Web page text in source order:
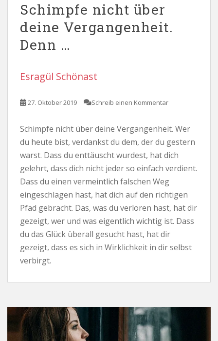
Schimpfe nicht über
deine Vergangenheit.
Denn …
Esragül Schönast
27. Oktober 2019 Schreib einen Kommentar
Schimpfe nicht über deine Vergangenheit. Wer
du heute bist, verdankst du dem, der du gestern
warst. Dass du enttäuscht wurdest, hat dich
gelehrt, dass dich nicht jeder so einfach verdient.
Dass du einen vermeintlich falschen Weg
eingeschlagen hast, hat dich auf den richtigen
Pfad gebracht. Das, was du verloren hast, hat dir
gezeigt, wer und was eigentlich wichtig ist. Dass
du das Glück überall gesucht hast, hat dir
gezeigt, dass es sich in Wirklichkeit in dir selbst
verbirgt.